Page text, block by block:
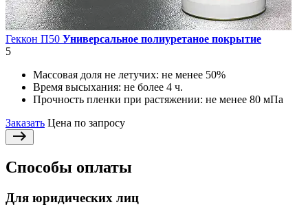
Геккон П50 Универсальное полиуретаное покрытие
5
Массовая доля не летучих: не менее 50%
Время высыхания: не более 4 ч.
Прочность пленки при растяжении: не менее 80 мПа
Заказать Цена по запросу
Способы оплаты
Для юридических лиц